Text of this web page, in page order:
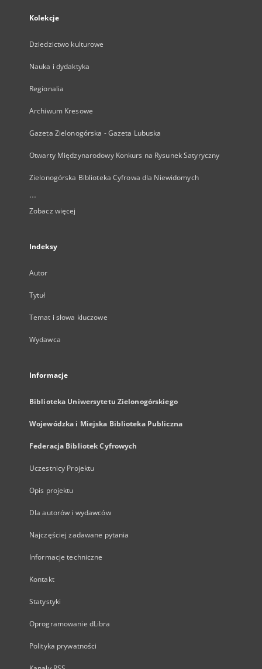
Kolekcje
Dziedzictwo kulturowe
Nauka i dydaktyka
Regionalia
Archiwum Kresowe
Gazeta Zielonogórska - Gazeta Lubuska
Otwarty Międzynarodowy Konkurs na Rysunek Satyryczny
Zielonogórska Biblioteka Cyfrowa dla Niewidomych
...
Zobacz więcej
Indeksy
Autor
Tytuł
Temat i słowa kluczowe
Wydawca
Informacje
Biblioteka Uniwersytetu Zielonogórskiego
Wojewódzka i Miejska Biblioteka Publiczna
Federacja Bibliotek Cyfrowych
Uczestnicy Projektu
Opis projektu
Dla autorów i wydawców
Najczęściej zadawane pytania
Informacje techniczne
Kontakt
Statystyki
Oprogramowanie dLibra
Polityka prywatności